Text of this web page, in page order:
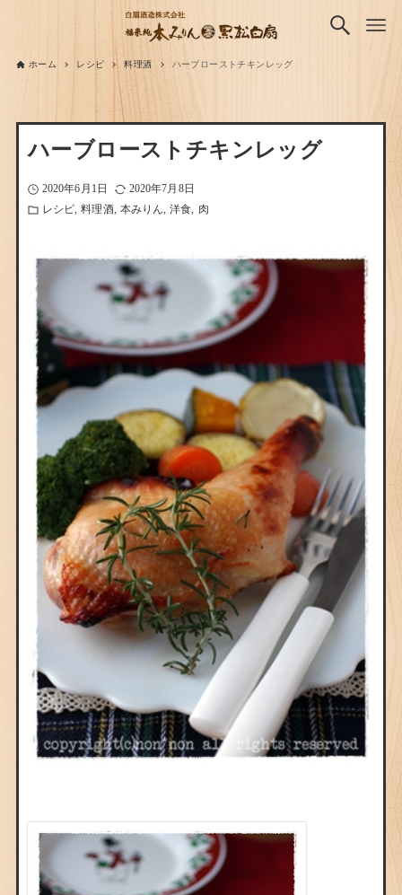
ホーム レシピ 料理酒 ハーブローストチキンレッグ
ハーブローストチキンレッグ
2020年6月1日
2020年7月8日
レシピ 料理酒 本みりん 洋食 肉